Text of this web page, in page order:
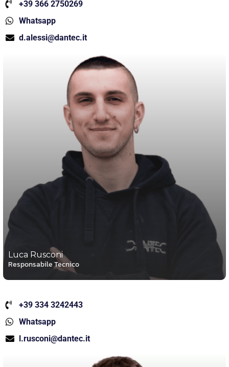
+39 366 2750269
Whatsapp
d.alessi@dantec.it
Luca Rusconi
Responsabile Tecnico
+39 334 3242443
Whatsapp
l.rusconi@dantec.it